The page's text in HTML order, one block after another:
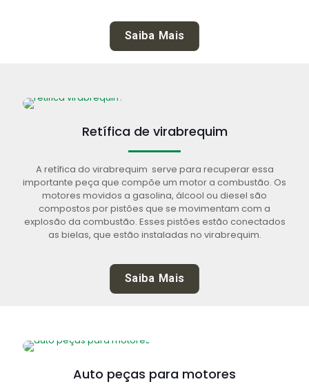
Saiba Mais
Retífica de virabrequim
A retífica do virabrequim serve para recuperar essa
importante peça que compõe um motor a combustão. Os
motores movidos a gasolina, álcool ou diesel são
compostos por pistões que se movimentam com a
explosão da combustão. Esses pistões estão conectados
as bielas, que estão instaladas no virabrequim.
Saiba Mais
Auto peças para motores